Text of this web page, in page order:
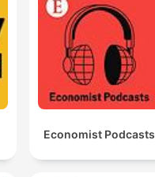
protesta giovanile.
più cruento e
in questo
Economist Podcasts